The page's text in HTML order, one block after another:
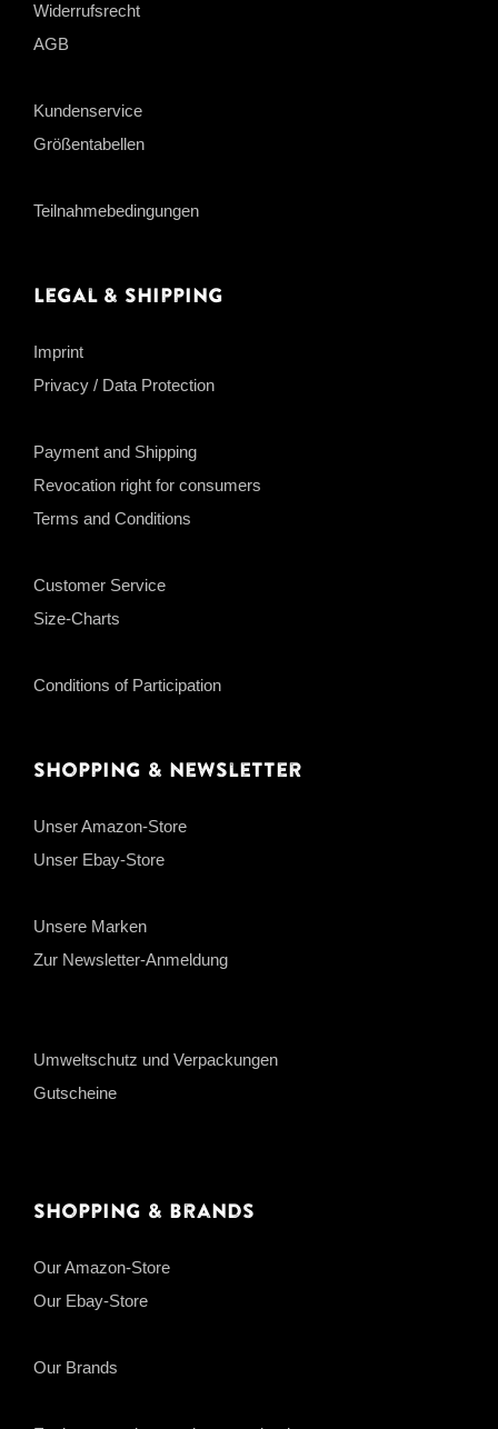
Widerrufsrecht
AGB
Kundenservice
Größentabellen
Teilnahmebedingungen
Legal & Shipping
Imprint
Privacy / Data Protection
Payment and Shipping
Revocation right for consumers
Terms and Conditions
Customer Service
Size-Charts
Conditions of Participation
Shopping & Newsletter
Unser Amazon-Store
Unser Ebay-Store
Unsere Marken
Zur Newsletter-Anmeldung
Umweltschutz und Verpackungen
Gutscheine
Shopping & Brands
Our Amazon-Store
Our Ebay-Store
Our Brands